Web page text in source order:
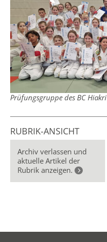
Prüfungsgruppe des BC Hiakri
RUBRIK-ANSICHT
Archiv verlassen und
aktuelle Artikel der
Rubrik anzeigen.